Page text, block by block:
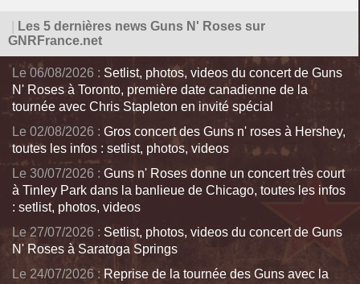
Les 5 dernières news Guns N' Roses sur
GNRFrance.net
Le 06/08/2026 : Setlist, photos, videos du concert de Guns
N' Roses à Toronto, première date canadienne de la
tournée avec Chris Stapleton en invité spécial
Le 02/08/2026 : Gros concert des Guns n' roses à Hershey,
toutes les infos : setlist, photos, videos
Le 30/07/2026 : Guns n' Roses donne un concert très court
à Tinley Park dans la banlieue de Chicago, toutes les infos
: setlist, photos, videos
Le 27/07/2026 : Setlist, photos, videos du concert de Guns
N' Roses à Saratoga Springs
Le 24/07/2026 : Reprise de la tournée des Guns avec la